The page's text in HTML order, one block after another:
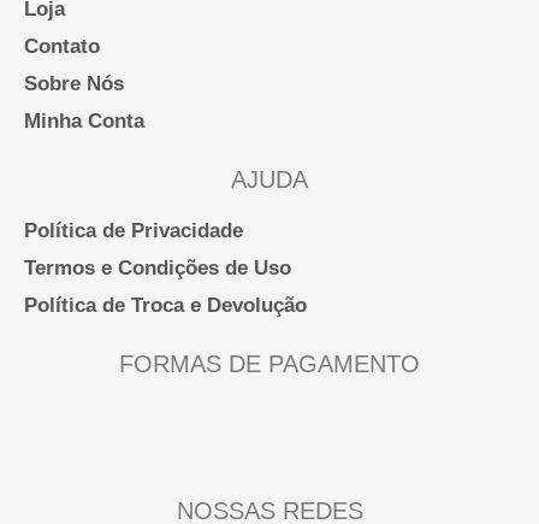
Loja
Contato
Sobre Nós
Minha Conta
AJUDA
Política de Privacidade
Termos e Condições de Uso
Política de Troca e Devolução
FORMAS DE PAGAMENTO
NOSSAS REDES